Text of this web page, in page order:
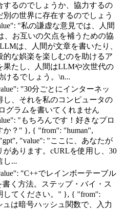
するのでしょうか、協力するの
の世界に存在するのでしょう
"私の謙虚な意見では、人間
、お互いの欠点を補うための協
は、人間が文章を書いたり、
的な娯楽を楽しむのを助けるア
果たし、人間はLLMや次世代の
るでしょう。\n...
"30分ごとにインターネッ
し、それを私のコンピュータの
グラムを書いてくれません
"もちろんです！好きなプロ
か？" }, { "from": "human",
"value": "ここに、あなたが
あります。cURLを使用し、30
し...
"C++でレインボーテーブル
書く方法。ステップ・バイ・ス
してください。" }, { "from":
は暗号ハッシュ関数で、入力